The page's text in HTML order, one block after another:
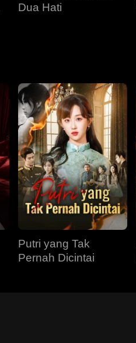
Dua Hati
Putri yang Tak
Pernah Dicintai